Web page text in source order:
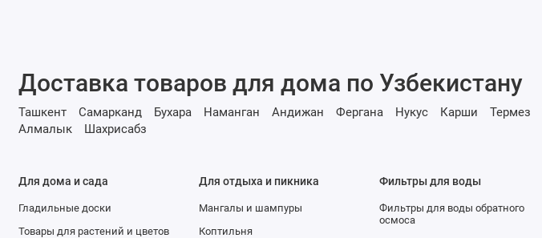
Доставка товаров для дома по Узбекистану
Ташкент Самарканд Бухара Наманган Андижан Фергана Нукус Карши Термез
Алмалык
Шахрисабз
Для дома и сада
Гладильные доски
Товары для растений и цветов
Для отдыха и пикника
Мангалы и шампуры
Коптильня
Фильтры для воды
Фильтры для воды обратного
осмоса